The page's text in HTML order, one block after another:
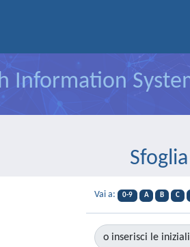
Information
Vai a: 0-9 A B C
o inserisci le